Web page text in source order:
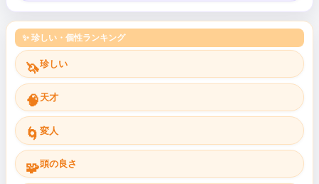
✨ 珍しい・個性ランキング
🦄珍しい
🧠 天才
🌀 変人
🧩頭の良さ